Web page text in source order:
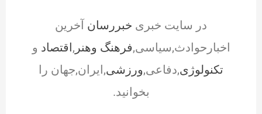
در سایت خبری خبررسان آخرین
اخبارحوادث,سیاسی,فرهنگ وهنر ,اقتصاد و
تکنولوژی,دفاعی,ورزشی,ایران,جهان را
بخوانید.